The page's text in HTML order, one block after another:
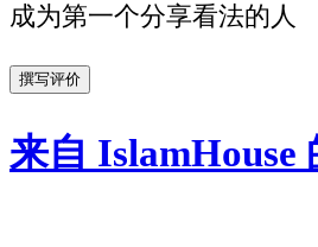
成为第一个分享看法的人
撰写评价
来自 IslamHouse